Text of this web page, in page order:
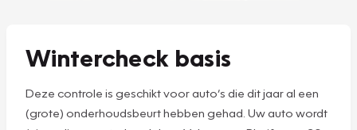
Wintercheck basis
Deze controle is geschikt voor auto’s die dit jaar al een
(grote) onderhoudsbeurt hebben gehad. Uw auto wordt